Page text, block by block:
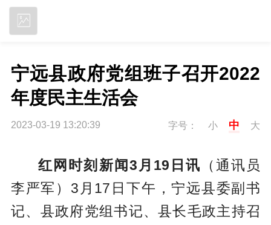
宁远县政府党组班子召开2022
年度民主生活会
2023-03-19 13:20:39 字号： 小 中 大
红网时刻新闻3月19日讯 （通讯员
李严军）3月17日下午，宁远县委副书
记、县政府党组书记、县长毛政主持召